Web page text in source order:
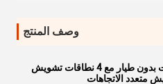
وصف المنتج
يمكن تثبيت جهاز تشويش الطائرات بدون طيار مع 4 نطاقات تشويش